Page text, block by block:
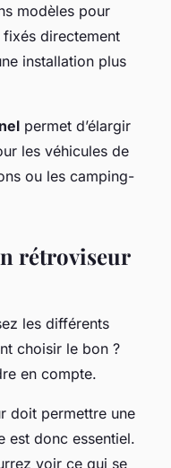
modèles pour
directement
installation plus
permet d’élargir
les véhicules de
ou les camping-
rétroviseur
les différents
choisir le bon ?
en compte.
doit permettre une
est donc essentiel.
voir ce qui se